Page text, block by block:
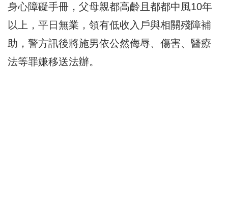
身心障礙手冊，父母親都高齡且都都中風10年
以上，平日無業，領有低收入戶與相關殘障補
助，警方訊後將施男依公然侮辱、傷害、醫療
法等罪嫌移送法辦。